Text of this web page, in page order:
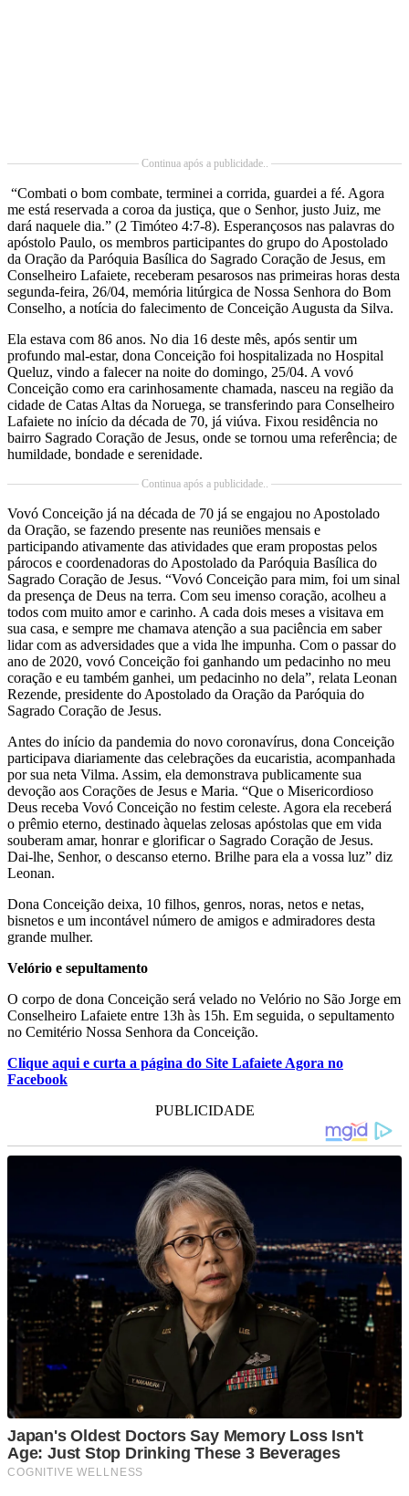
Continua após a publicidade..
“Combati o bom combate, terminei a corrida, guardei a fé. Agora
me está reservada a coroa da justiça, que o Senhor, justo Juiz, me
dará naquele dia.” (2 Timóteo 4:7-8). Esperançosos nas palavras do
apóstolo Paulo, os membros participantes do grupo do Apostolado
da Oração da Paróquia Basílica do Sagrado Coração de Jesus, em
Conselheiro Lafaiete, receberam pesarosos nas primeiras horas desta
segunda-feira, 26/04, memória litúrgica de Nossa Senhora do Bom
Conselho, a notícia do falecimento de Conceição Augusta da Silva.
Ela estava com 86 anos. No dia 16 deste mês, após sentir um
profundo mal-estar, dona Conceição foi hospitalizada no Hospital
Queluz, vindo a falecer na noite do domingo, 25/04. A vovó
Conceição como era carinhosamente chamada, nasceu na região da
cidade de Catas Altas da Noruega, se transferindo para Conselheiro
Lafaiete no início da década de 70, já viúva. Fixou residência no
bairro Sagrado Coração de Jesus, onde se tornou uma referência; de
humildade, bondade e serenidade.
Continua após a publicidade..
Vovó Conceição já na década de 70 já se engajou no Apostolado
da Oração, se fazendo presente nas reuniões mensais e
participando ativamente das atividades que eram propostas pelos
párocos e coordenadoras do Apostolado da Paróquia Basílica do
Sagrado Coração de Jesus. “Vovó Conceição para mim, foi um sinal
da presença de Deus na terra. Com seu imenso coração, acolheu a
todos com muito amor e carinho. A cada dois meses a visitava em
sua casa, e sempre me chamava atenção a sua paciência em saber
lidar com as adversidades que a vida lhe impunha. Com o passar do
ano de 2020, vovó Conceição foi ganhando um pedacinho no meu
coração e eu também ganhei, um pedacinho no dela”, relata Leonan
Rezende, presidente do Apostolado da Oração da Paróquia do
Sagrado Coração de Jesus.
Antes do início da pandemia do novo coronavírus, dona Conceição
participava diariamente das celebrações da eucaristia, acompanhada
por sua neta Vilma. Assim, ela demonstrava publicamente sua
devoção aos Corações de Jesus e Maria. “Que o Misericordioso
Deus receba Vovó Conceição no festim celeste. Agora ela receberá
o prêmio eterno, destinado àquelas zelosas apóstolas que em vida
souberam amar, honrar e glorificar o Sagrado Coração de Jesus.
Dai-lhe, Senhor, o descanso eterno. Brilhe para ela a vossa luz” diz
Leonan.
Dona Conceição deixa, 10 filhos, genros, noras, netos e netas,
bisnetos e um incontável número de amigos e admiradores desta
grande mulher.
Velório e sepultamento
O corpo de dona Conceição será velado no Velório no São Jorge em
Conselheiro Lafaiete entre 13h às 15h. Em seguida, o sepultamento
no Cemitério Nossa Senhora da Conceição.
Clique aqui e curta a página do Site Lafaiete Agora no
Facebook
PUBLICIDADE